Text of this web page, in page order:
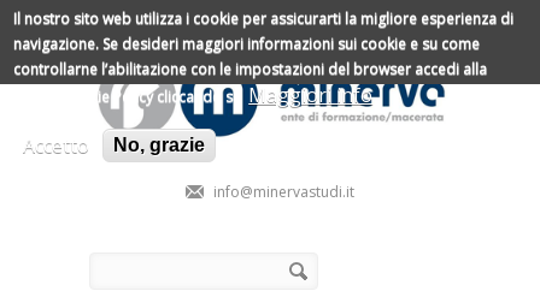
Il nostro sito web utilizza i cookie per assicurarti la migliore esperienza di
navigazione. Se desideri maggiori informazioni sui cookie e su come
controllarne l’abilitazione con le impostazioni del browser accedi alla
nostra Cookie Policy cliccando su
Maggiori info
Accetto
No, grazie
Salta al contenuto principale
info@minervastudi.it